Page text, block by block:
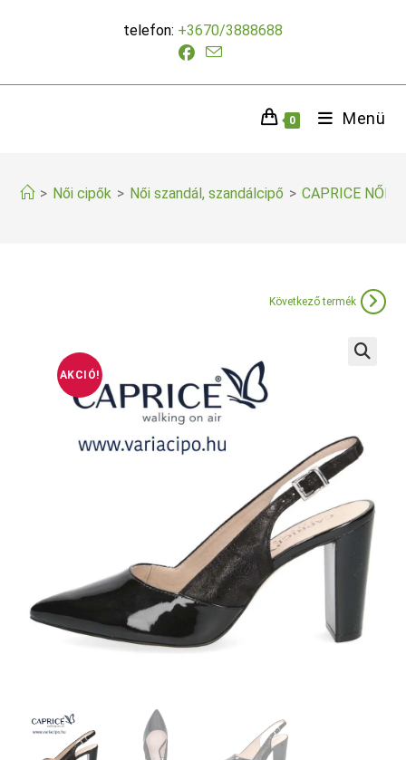
telefon: +3670/3888688
0 Menü
> Női cipők > Női szandál, szandálcipő > CAPRICE NŐI
AKCIÓ!
Következő termék